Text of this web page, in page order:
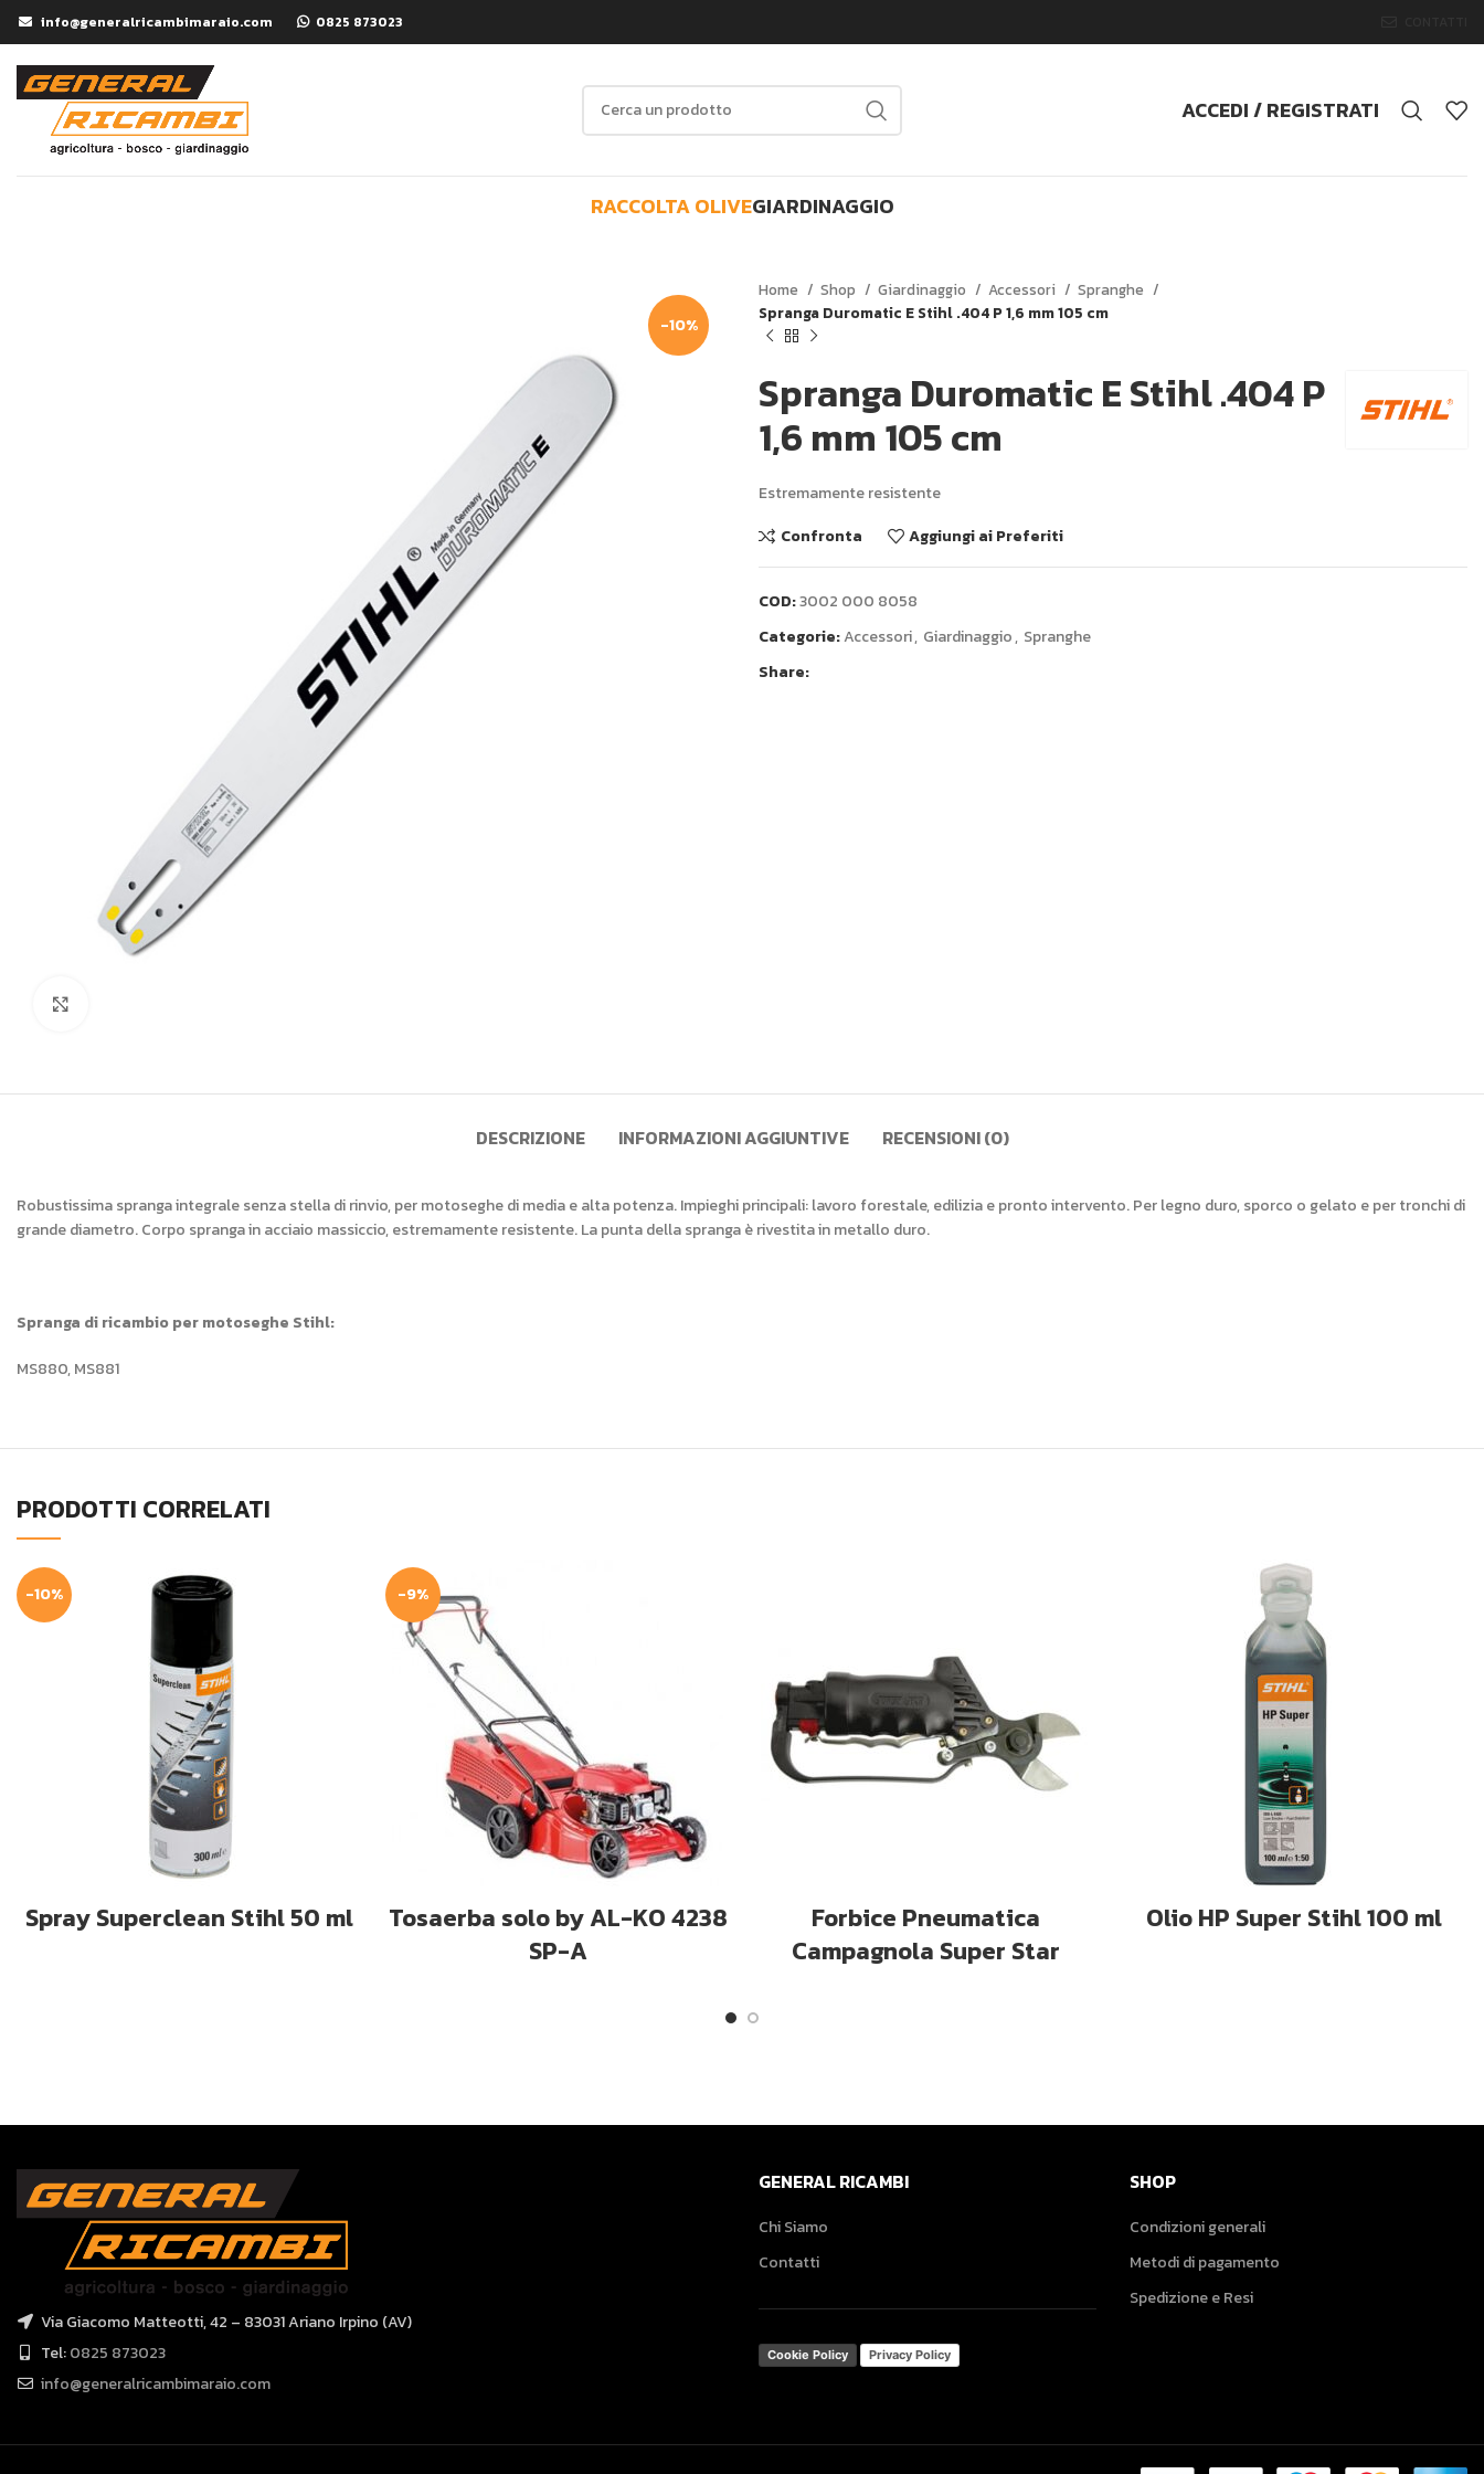
info@generalricambimaraio.com 0825 873023
ACCEDI / REGISTRATI
RACCOLTA OLIVEGIARDINAGGIO
-10%
Home Shop Giardinaggio Accessori
Spranghe
Spranga Duromatic E Stihl .404 P 1,6 mm 105 cm
Spranga Duromatic E Stihl .404 P
1,6 mm 105 cm
Estremamente resistente
Confronta
Aggiungi ai Preferiti
COD:3002 000 8058
Categorie:Accessori, Giardinaggio, Spranghe
Share:
DESCRIZIONE INFORMAZIONI AGGIUNTIVE RECENSIONI (0)
Robustissima spranga integrale senza stella di rinvio, per motoseghe di media e alta potenza. Impieghi principali: lavoro forestale, edilizia e pronto intervento. Per legno duro, sporco o gelato e per tronchi di
grande diametro. Corpo spranga in acciaio massiccio, estremamente resistente. La punta della spranga è rivestita in metallo duro.
Spranga di ricambio per motoseghe Stihl:
MS880, MS881
PRODOTTI CORRELATI
-10%
Spray Superclean Stihl 50 ml
-9%
Tosaerba solo by AL-KO 4238
SP-A
Forbice Pneumatica
Campagnola Super Star
Olio HP Super Stihl 100 ml
Via Giacomo Matteotti, 42 – 83031 Ariano Irpino (AV)
Tel:0825 873023
info@generalricambimaraio.com
GENERAL RICAMBI
Chi Siamo
Contatti
Cookie Policy Privacy Policy
SHOP
Condizioni generali
Metodi di pagamento
Spedizione e Resi